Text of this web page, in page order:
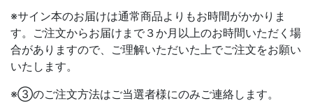
※サイン本のお届けは通常商品よりもお時間がかかりま
す。ご注文からお届けまで３か月以上のお時間いただく場
合がありますので、ご理解いただいた上でご注文をお願い
いたします。
※③のご注文方法はご当選者様にのみご連絡します。